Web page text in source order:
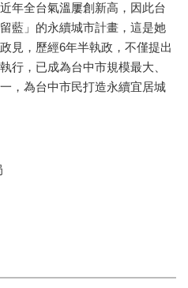
年全台氣溫屢創新高，因此台
藍」的永續城市計畫，這是她
見，歷經6年半執政，不僅提出
行，已成為台中市規模最大、
，為台中市民打造永續宜居城